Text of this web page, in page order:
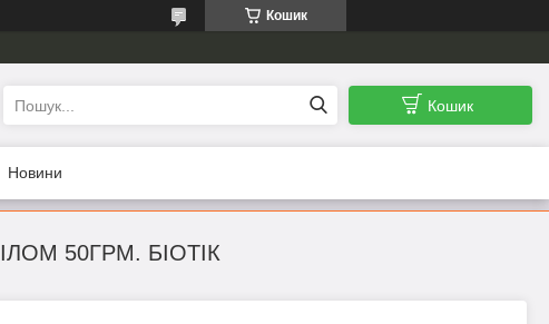
Кошик
Кошик
Новини
50ГРМ. БІОТІК